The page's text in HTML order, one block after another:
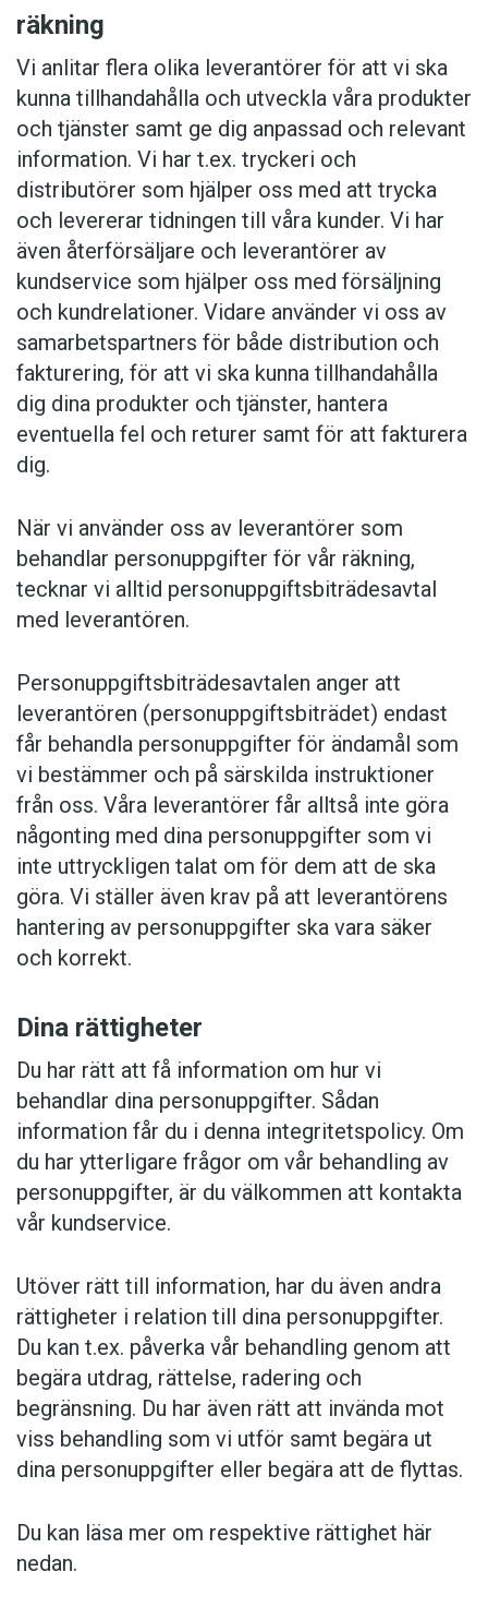
räkning
Vi anlitar flera olika leverantörer för att vi ska
kunna tillhandahålla och utveckla våra produkter
och tjänster samt ge dig anpassad och relevant
information. Vi har t.ex. tryckeri och
distributörer som hjälper oss med att trycka
och levererar tidningen till våra kunder. Vi har
även återförsäljare och leverantörer av
kundservice som hjälper oss med försäljning
och kundrelationer. Vidare använder vi oss av
samarbetspartners för både distribution och
fakturering, för att vi ska kunna tillhandahålla
dig dina produkter och tjänster, hantera
eventuella fel och returer samt för att fakturera
dig.
När vi använder oss av leverantörer som
behandlar personuppgifter för vår räkning,
tecknar vi alltid personuppgiftsbiträdesavtal
med leverantören.
Personuppgiftsbiträdesavtalen anger att
leverantören (personuppgiftsbiträdet) endast
får behandla personuppgifter för ändamål som
vi bestämmer och på särskilda instruktioner
från oss. Våra leverantörer får alltså inte göra
någonting med dina personuppgifter som vi
inte uttryckligen talat om för dem att de ska
göra. Vi ställer även krav på att leverantörens
hantering av personuppgifter ska vara säker
och korrekt.
Dina rättigheter
Du har rätt att få information om hur vi
behandlar dina personuppgifter. Sådan
information får du i denna integritetspolicy. Om
du har ytterligare frågor om vår behandling av
personuppgifter, är du välkommen att kontakta
vår kundservice.
Utöver rätt till information, har du även andra
rättigheter i relation till dina personuppgifter.
Du kan t.ex. påverka vår behandling genom att
begära utdrag, rättelse, radering och
begränsning. Du har även rätt att invända mot
viss behandling som vi utför samt begära ut
dina personuppgifter eller begära att de flyttas.
Du kan läsa mer om respektive rättighet här
nedan.